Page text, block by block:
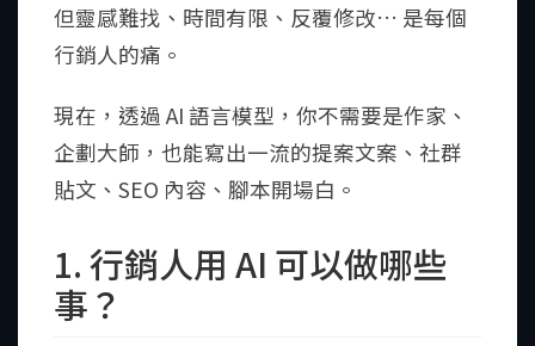
但靈感難找、時間有限、反覆修改… 是每個
行銷人的痛。
現在，透過 AI 語言模型，你不需要是作家、
企劃大師，也能寫出一流的提案文案、社群
貼文、SEO 內容、腳本開場白。
1. 行銷人用 AI 可以做哪些
事？